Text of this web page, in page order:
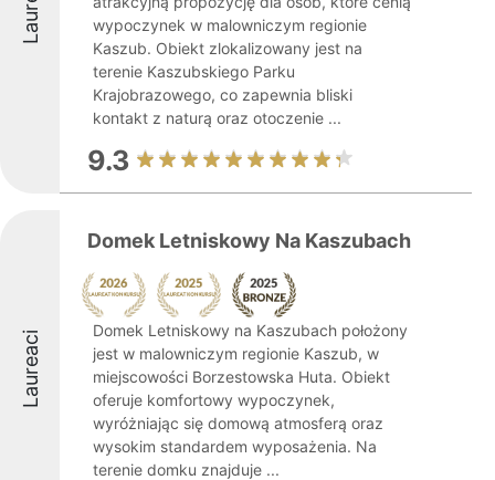
wypoczynek w malowniczym regionie
Kaszub. Obiekt zlokalizowany jest na
terenie Kaszubskiego Parku
Krajobrazowego, co zapewnia bliski
kontakt z naturą oraz otoczenie ...
9.3
Laureaci
Domek Letniskowy Na Kaszubach
Domek Letniskowy na Kaszubach położony
jest w malowniczym regionie Kaszub, w
miejscowości Borzestowska Huta. Obiekt
oferuje komfortowy wypoczynek,
wyróżniając się domową atmosferą oraz
wysokim standardem wyposażenia. Na
terenie domku znajduje ...